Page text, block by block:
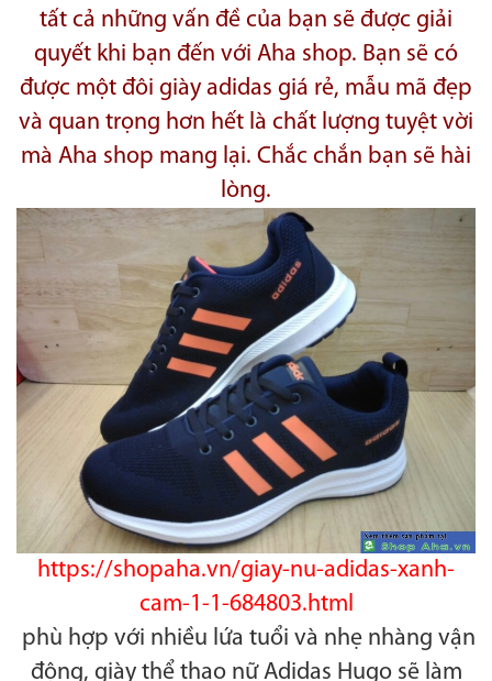
tất cả những vấn đề của bạn sẽ được giải
quyết khi bạn đến với Aha shop. Bạn sẽ có
được một đôi giày adidas giá rẻ, mẫu mã đẹp
và quan trọng hơn hết là chất lượng tuyệt vời
mà Aha shop mang lại. Chắc chắn bạn sẽ hài
lòng.
https://shopaha.vn/giay-nu-adidas-xanh-
cam-1-1-684803.html
phù hợp với nhiều lứa tuổi và nhẹ nhàng vận
động, giày thể thao nữ Adidas Hugo sẽ làm